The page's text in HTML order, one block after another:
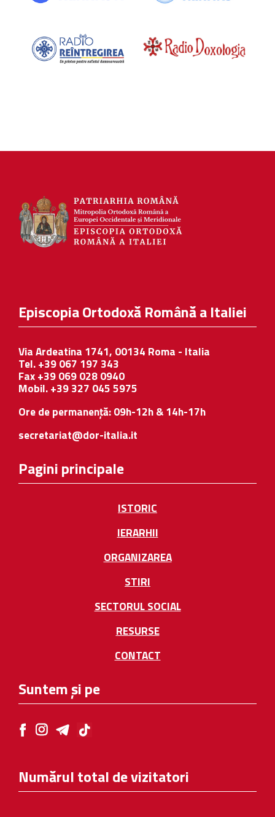
Episcopia Ortodoxă Română a Italiei
Via Ardeatina 1741, 00134 Roma - Italia
Tel. +39 067 197 343
Fax +39 069 028 0940
Mobil. +39 327 045 5975
Ore de permanență: 09h-12h & 14h-17h
secretariat@dor-italia.it
Pagini principale
ISTORIC
IERARHII
ORGANIZAREA
STIRI
SECTORUL SOCIAL
RESURSE
CONTACT
Suntem și pe
Numărul total de vizitatori